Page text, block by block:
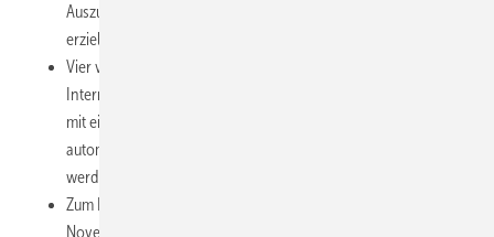
Auszubildenden erhöhen und bessere Ausbildungsabschlüsse
erzielen.
Vier von fünf SHK-Betrieben präsentieren sich mittlerweile im
Internet. Der ZVSHK unterstützt seine Mitgliedsbetriebe sowohl
mit einfachen Tools als auch mit aktuellen Meldungen, die
automatisiert für den eigenen Webauftritt übernommen
werden können.
Zum Branchenforum „Online-PR, das der ZVSHK am 21.
November in Frankfurt/M. veranstaltete, gibt es interessante